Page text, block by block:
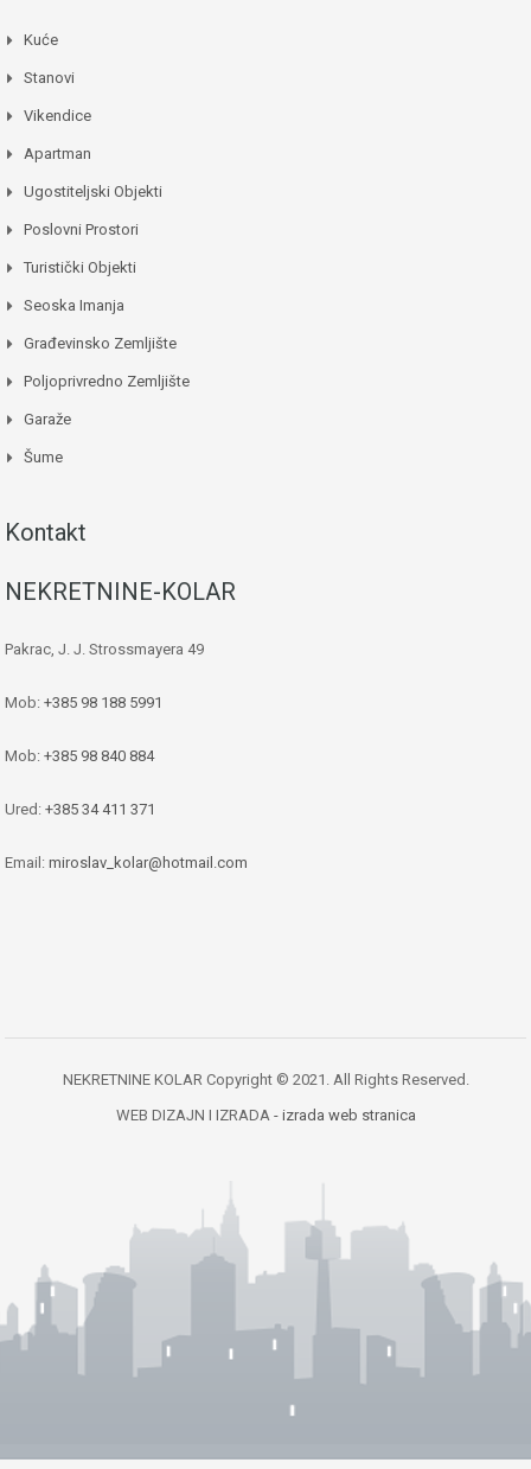
Kuće
Stanovi
Vikendice
Apartman
Ugostiteljski Objekti
Poslovni Prostori
Turistički Objekti
Seoska Imanja
Građevinsko Zemljište
Poljoprivredno Zemljište
Garaže
Šume
Kontakt
NEKRETNINE-KOLAR
Pakrac, J. J. Strossmayera 49
Mob: +385 98 188 5991
Mob: +385 98 840 884
Ured: +385 34 411 371
Email: miroslav_kolar@hotmail.com
NEKRETNINE KOLAR Copyright © 2021. All Rights Reserved.
WEB DIZAJN I IZRADA - izrada web stranica